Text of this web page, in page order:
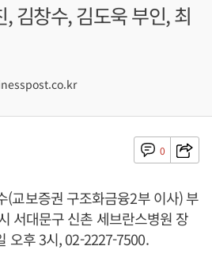
김창수, 김도욱 부인, 최
0
교보증권 구조화금융2부 이사) 부
서대문구 신촌 세브란스병원 장
오후 3시, 02-2227-7500.